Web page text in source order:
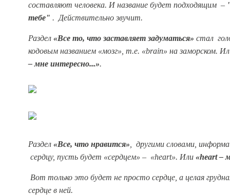
составляют человека. И название будет подходящим –
тебе" . Действительно звучит.
Раздел «Все то, что заставляет задуматься» стал
кодовым названием «мозг», т.е. «brain» на заморском.
– мне интересно...».
Раздел «Все, что нравится» , другими словами,
сердцу, пусть будет «сердцем» – «heart». Или «heart –
Вот только это будет не просто сердце, а целая
сердце в ней.